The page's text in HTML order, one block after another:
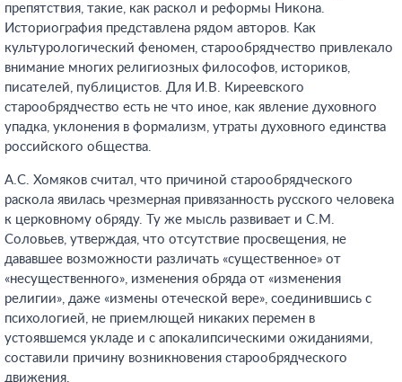
препятствия, такие, как раскол и реформы Никона.
Историография представлена рядом авторов. Как
культурологический феномен, старообрядчество привлекало
внимание многих религиозных философов, историков,
писателей, публицистов. Для И.В. Киреевского
старообрядчество есть не что иное, как явление духовного
упадка, уклонения в формализм, утраты духовного единства
российского общества.
А.С. Хомяков считал, что причиной старообрядческого
раскола явилась чрезмерная привязанность русского человека
к церковному обряду. Ту же мысль развивает и С.М.
Соловьев, утверждая, что отсутствие просвещения, не
дававшее возможности различать «существенное» от
«несущественного», изменения обряда от «изменения
религии», даже «измены отеческой вере», соединившись с
психологией, не приемлющей никаких перемен в
устоявшемся укладе и с апокалипсическими ожиданиями,
составили причину возникновения старообрядческого
движения.